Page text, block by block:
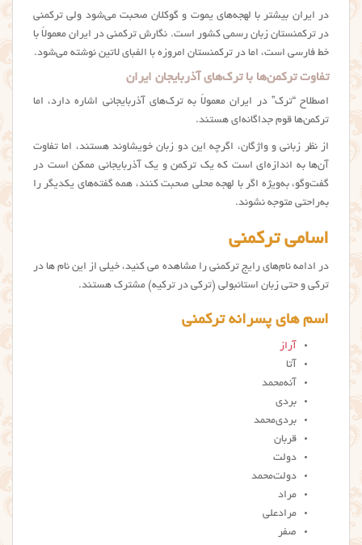
در ایران بیشتر با لهجه‌های یموت و گوکلان صحبت می‌شود ولی ترکمنی
در ترکمنستان زبان رسمی کشور است. نگارش ترکمنی در ایران معمولاً با
خط فارسی است، اما در ترکمنستان امروزه با الفبای لاتین نوشته می‌شود.
تفاوت ترکمن‌ها با ترک‌های آذربایجان ایران
اصطلاح “ترک” در ایران معمولاً به ترک‌های آذربایجانی اشاره دارد، اما
ترکمن‌ها قوم جداگانه‌ای هستند.
از نظر زبانی و واژگان، اگرچه این دو زبان خویشاوند هستند، اما تفاوت
آن‌ها به اندازه‌ای است که یک ترکمن و یک آذربایجانی ممکن است در
گفت‌وگو، به‌ویژه اگر با لهجه محلی صحبت کنند، همه گفته‌های یکدیگر را
به‌راحتی متوجه نشوند.
اسامی ترکمنی
در ادامه نام‌های رایج ترکمنی را مشاهده می کنید، خیلی از این نام ها در
ترکی و حتی زبان استانبولی (ترکی در ترکیه) مشترک هستند.
اسم های پسرانه ترکمنی
آراز
آتا
آنه‌محمد
بردی
بردی‌محمد
قربان
دولت
دولت‌محمد
مراد
مرادعلی
صفر